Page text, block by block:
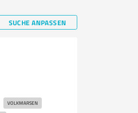
SUCHE ANPASSEN
VOLKMARSEN